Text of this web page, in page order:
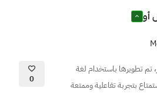
أو
تطويرها باستخدام لغة
بتجربة تفاعلية وممتعة
0